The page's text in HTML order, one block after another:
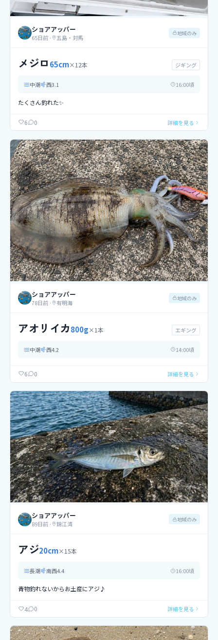
ショアアッパー
65日前 · 五島・対馬
地域のみ
メジロ 65cm×12本 ジギング
中潮 西3.1 16:00頃
たくさん釣れた✨
6 0 詳細を見る
ショアアッパー
78日前 · 有明海
地域のみ
アオリイカ800g×1本 エギング
中潮 西4.2 14:00頃
6 0 詳細を見る
ショアアッパー
89日前 · 錦江湾
地域のみ
アジ20cm×15本
長潮 南西4.4 16:00頃
青物釣れないからお土産にアジ♪
4 0 詳細を見る